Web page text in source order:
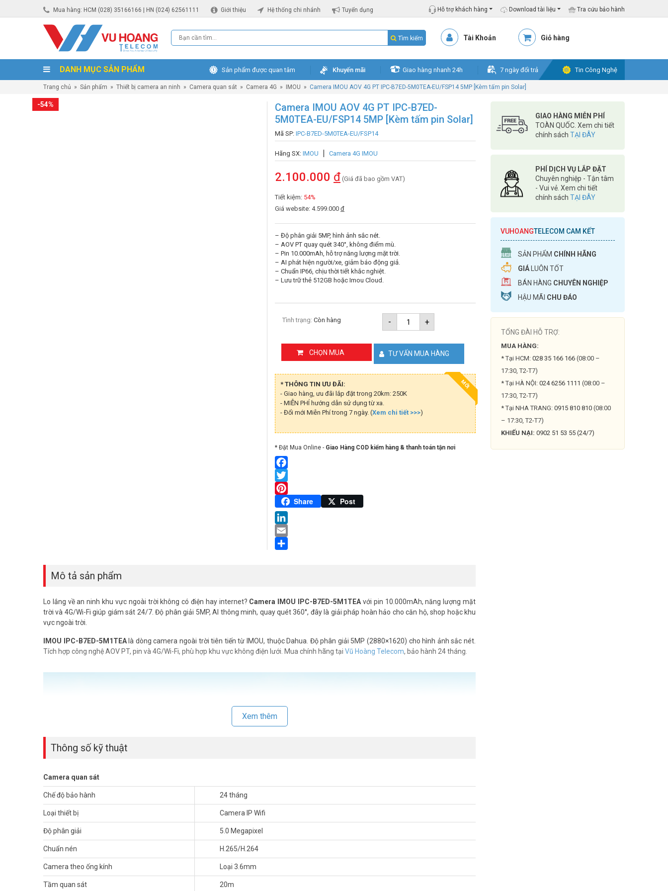
Mua hàng: HCM (028) 35166166 | HN (024) 62561111 Giới thiệu Hệ thống chi nhánh Tuyển dụng Hỗ trợ khách hàng Download tài liệu Tra cứu bảo hành
Tìm kiếm Tài Khoản Giỏ hàng
DANH MỤC SẢN PHẨM Sản phẩm được quan tâm Khuyến mãi Giao hàng nhanh 24h 7 ngày đổi trả Tin Công Nghệ
Trang chủ » Sản phẩm » Thiết bị camera an ninh » Camera quan sát » Camera 4G » IMOU » Camera IMOU AOV 4G PT IPC-B7ED-5M0TEA-EU/FSP14 5MP [Kèm tấm pin Solar]
-54%
Camera IMOU AOV 4G PT IPC-B7ED-
5M0TEA-EU/FSP14 5MP [Kèm tấm pin Solar]
Mã SP: IPC-B7ED-5M0TEA-EU/FSP14
Hãng SX: IMOU Camera 4G IMOU
2.100.000 đ (Giá đã bao gồm VAT)
Tiết kiệm: 54%
Giá website: 4.599.000 đ
– Độ phân giải 5MP, hình ảnh sắc nét.
– AOV PT quay quét 340°, không điểm mù.
– Pin 10.000mAh, hỗ trợ năng lượng mặt trời.
– AI phát hiện người/xe, giảm báo động giả.
– Chuẩn IP66, chịu thời tiết khắc nghiệt.
– Lưu trữ thẻ 512GB hoặc Imou Cloud.
-
Camera
IMOU
AOV
PT
IPC-
B7ED-
5M0TEA-
pin
lượng
+
Tình trạng: Còn hàng
CHỌN MUA TƯ VẤN MUA HÀNG
MỚI
* THÔNG TIN ƯU ĐÃI:
- Giao hàng, ưu đãi lắp đặt trong 20km: 250K
- MIỄN PHÍ hướng dẫn sử dụng từ xa.
- Đổi mới Miễn Phí trong 7 ngày. (Xem chi tiết >>>)
* Đặt Mua Online - Giao Hàng COD kiểm hàng & thanh toán tận nơi
Facebook
Twitter
Pinterest
Share Post
LinkedIn
Email
Mô tả sản phẩm
Lo lắng về an ninh khu vực ngoài trời không có điện hay internet? Camera IMOU IPC-B7ED-5M1TEA với pin 10.000mAh, năng lượng mặt
trời và 4G/Wi-Fi giúp giám sát 24/7. Độ phân giải 5MP, AI thông minh, quay quét 360°, đây là giải pháp hoàn hảo cho căn hộ, shop hoặc khu
vực ngoài trời.
IMOU IPC-B7ED-5M1TEAlà dòng camera ngoài trời tiên tiến từ IMOU, thuộc Dahua. Độ phân giải 5MP (2880×1620) cho hình ảnh sắc nét.
Tích hợp công nghệ AOV PT, pin và 4G/Wi-Fi, phù hợp khu vực không điện lưới. Mua chính hãng tại Vũ Hoàng Telecom, bảo hành 24 tháng.
Xem thêm
Thông số kỹ thuật
Camera quan sát
Chế độ bảo hành 24 tháng
Loại thiết bị Camera IP Wifi
Độ phân giải 5.0 Megapixel
Chuẩn nén H.265/H.264
Camera theo ống kính Loại 3.6mm
Tầm quan sát 20m
GIAO HÀNG MIỄN PHÍ
TOÀN QUỐC. Xem chi tiết
chính sách TẠI ĐÂY
PHÍ DỊCH VỤ LẮP ĐẶT
Chuyên nghiệp - Tận tâm
- Vui vẻ. Xem chi tiết
chính sách TẠI ĐÂY
VUHOANGTELECOM CAM KẾT
SẢN PHẨM CHÍNH HÃNG
GIÁ LUÔN TỐT
BÁN HÀNG CHUYÊN NGHIỆP
HẬU MÃI CHU ĐÁO
TỔNG ĐÀI HỖ TRỢ:
MUA HÀNG:
* Tại HCM: 028 35 166 166 (08:00 –
17:30, T2-T7)
* Tại HÀ NỘI: 024 6256 1111 (08:00 –
17:30, T2-T7)
* Tại NHA TRANG: 0915 810 810 (08:00
– 17:30, T2-T7)
KHIẾU NẠI: 0902 51 53 55 (24/7)